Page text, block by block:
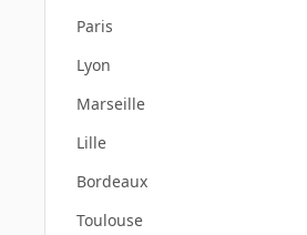
Paris
Lyon
Marseille
Lille
Bordeaux
Toulouse